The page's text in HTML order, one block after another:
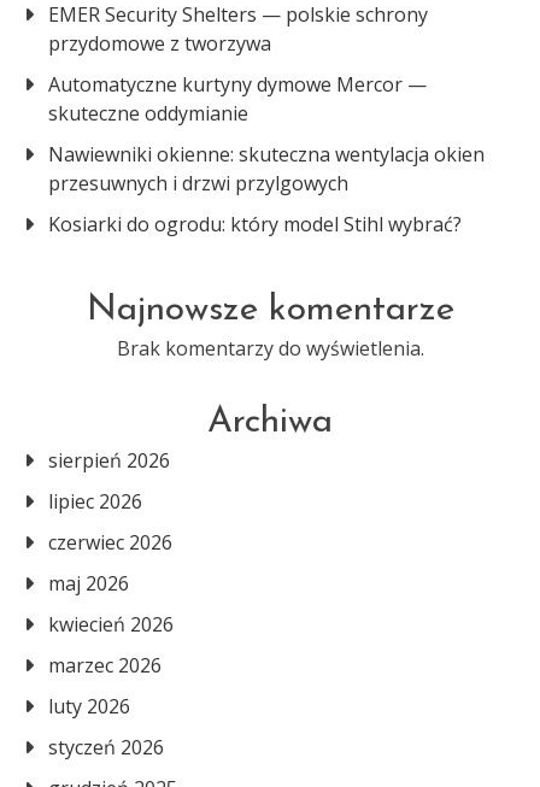
EMER Security Shelters — polskie schrony
przydomowe z tworzywa
Automatyczne kurtyny dymowe Mercor —
skuteczne oddymianie
Nawiewniki okienne: skuteczna wentylacja okien
przesuwnych i drzwi przylgowych
Kosiarki do ogrodu: który model Stihl wybrać?
Najnowsze komentarze
Brak komentarzy do wyświetlenia.
Archiwa
sierpień 2026
lipiec 2026
czerwiec 2026
maj 2026
kwiecień 2026
marzec 2026
luty 2026
styczeń 2026